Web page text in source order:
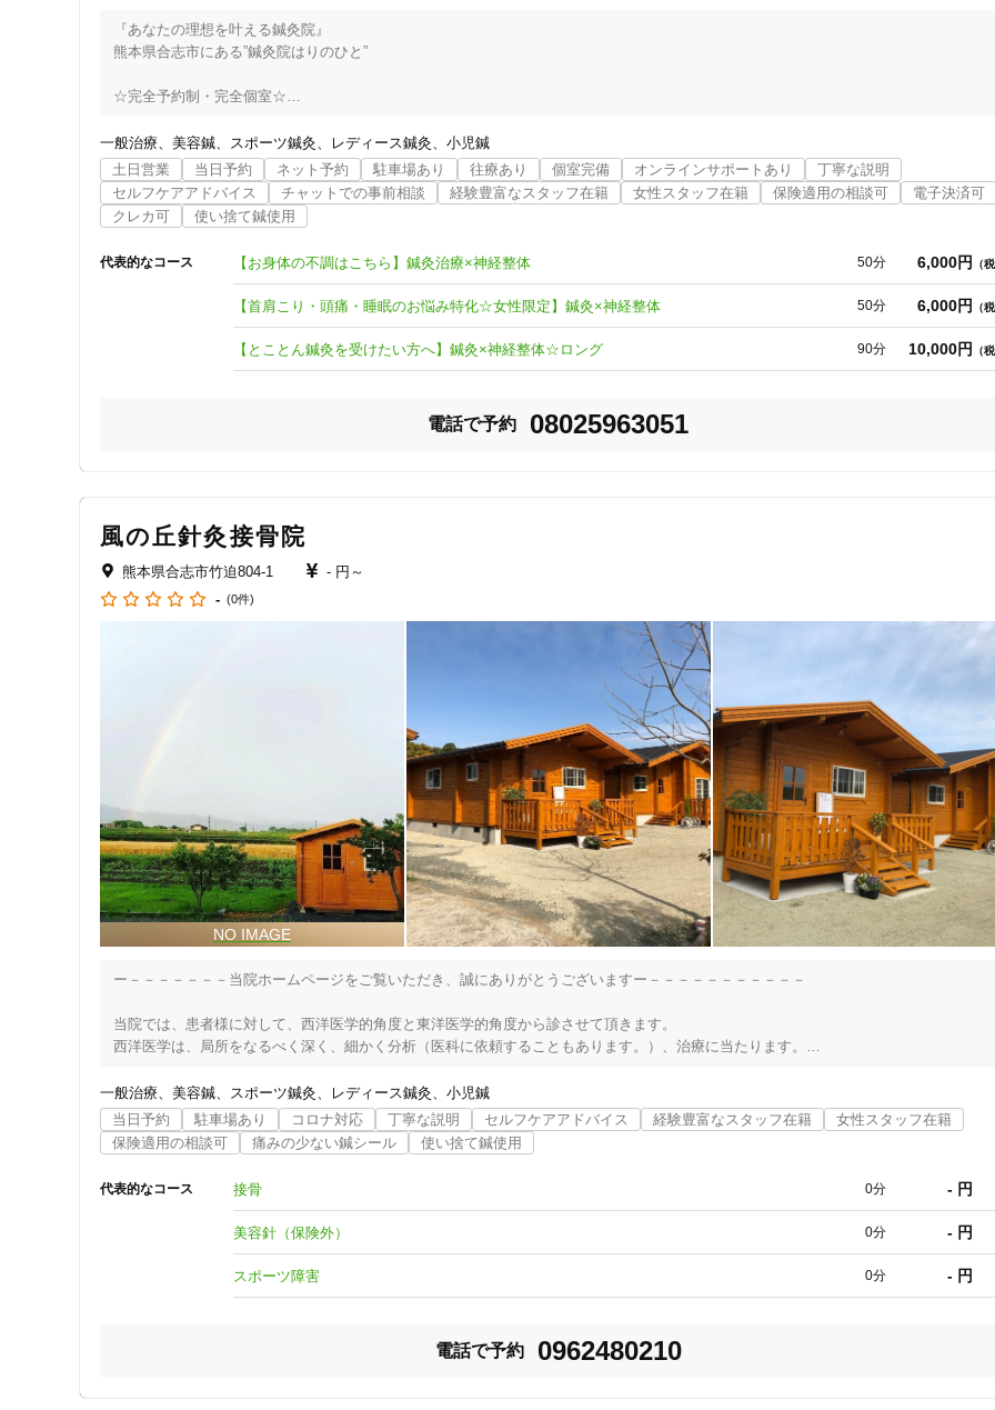
住所 合志市 変更する
レディー
『あなたの理想を叶える鍼灸院』
熊本県合志市にある”鍼灸院はりのひと”
☆完全予約制・完全個室☆
【施術内容】
◇鍼灸治療
◇神経整体
◇美容鍼
◇ハーブピーリング
◇整顔トリートメント
症状やお悩みに合わせて組み合わせも可能です♪
一般治療 美容鍼 スポーツ鍼灸 レディース鍼灸
小児鍼
土日営業
当日予約 ネット予約 駐車場あり 往療あり 個室完備 オンラインサポートあり
丁寧な説明
セルフケアアドバイス
チャットでの事前相談 経験豊富なスタッフ在籍 女性スタッフ在籍 保険適用の相談可
電子決済可
クレカ可
使い捨て鍼使用
代表的なコース 【お身体の不調はこちら】鍼灸治療×神経整体 50分 6,000円 （
【首肩こり・頭痛・睡眠のお悩み特化☆女性限定】鍼灸×神経整体 50分 6,000円 （
【とことん鍼灸を受けたい方へ】鍼灸×神経整体☆ロング 90分 10,000円 （
電話で予約 08025963051
風の丘針灸接骨院
熊本県合志市竹迫804-1
- 円～
- (0件)
ー－－－－－－－当院ホームページをご覧いただき、誠にありがとうございますー－－－－－－－－－－－
当院では、患者様に対して、西洋医学的角度と東洋医学的角度から診させて頂きます。
西洋医学は、局所をなるべく深く、細かく分析（医科に依頼することもあります。）、治療に当たります。
このように違う角度から診させて頂く事で、根本治療、早期回復、安全な治療、パフォーマンスのアップにつなげてまいります。
今後とも最新の治療を提供出来る様、日々、研鑽を続けてまいります。
江戸後期の儒学者、佐藤一斎の言葉に『春風を以て人に接し 秋霜を以て自ら慎む』というのがあります。
風の丘針灸接骨院の院是であります。温かく、和やかな風を感じて頂ければ幸いです。
一般治療 美容鍼 スポーツ鍼灸 レディース鍼灸
小児鍼
当日予約
駐車場あり コロナ対応 丁寧な説明 セルフケアアドバイス 経験豊富なスタッフ在籍
女性スタッフ在籍
保険適用の相談可
痛みの少ない鍼シール 使い捨て鍼使用
代表的なコース 接骨 0分 - 円
美容針（保険外） 0分 - 円
スポーツ障害 0分 - 円
電話で予約 0962480210